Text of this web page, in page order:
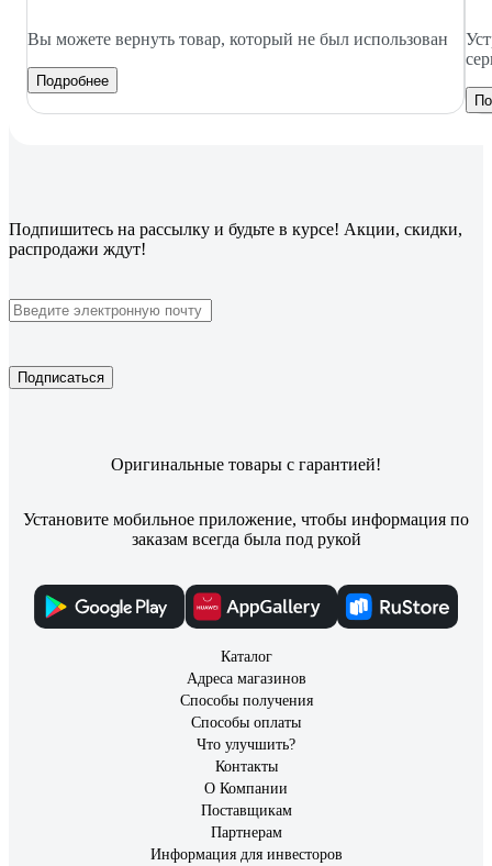
Вы можете вернуть товар, который не был использован
Подробнее
Подпишитесь на рассылку и будьте в курсе! Акции, скидки,
распродажи ждут!
Подписаться
Оригинальные товары с гарантией!
Установите мобильное приложение, чтобы информация по
заказам всегда была под рукой
Каталог
Адреса магазинов
Способы получения
Способы оплаты
Что улучшить?
Контакты
О Компании
Поставщикам
Партнерам
Информация для инвесторов